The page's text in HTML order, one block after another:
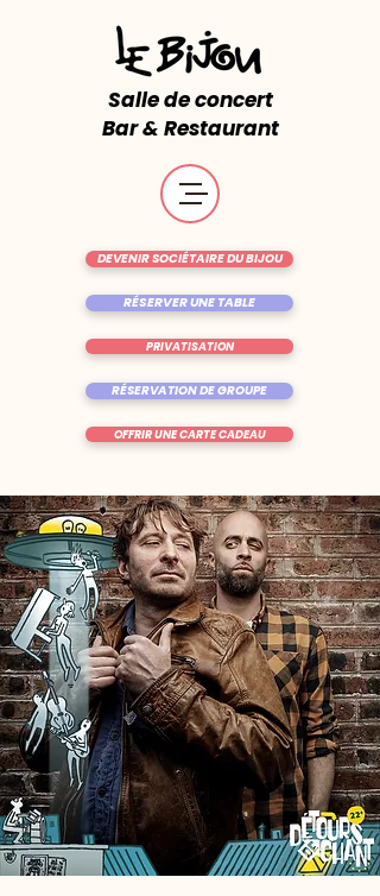
Salle de concert
Bar & Restaurant
RÉSERVER UNE TABLE
OFFRIR UNE CARTE CADEAU
DEVENIR SOCIÉTAIRE DU BIJOU
RÉSERVATION DE GROUPE
PRIVATISATION